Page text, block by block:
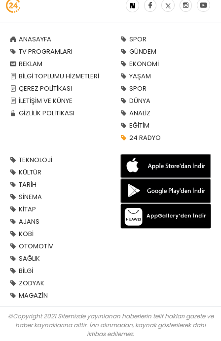
ANASAYFA
TV PROGRAMLARI
REKLAM
BİLGİ TOPLUMU HİZMETLERİ
ÇEREZ POLİTİKASI
İLETİŞİM VE KÜNYE
GİZLİLİK POLİTİKASI
SPOR
GÜNDEM
EKONOMİ
YAŞAM
SPOR
DÜNYA
ANALİZ
EĞİTİM
24 RADYO
TEKNOLOJİ
KÜLTÜR
TARİH
SİNEMA
KİTAP
AJANS
KOBİ
OTOMOTİV
SAĞLIK
BİLGİ
ZODYAK
MAGAZİN
©Copyright 2021 Sitemizde yayınlanan haberlerin telif hakları gazete ve
haber kaynaklarına aittir. İzin alınmadan, kaynak gösterilerek dahi
iktibas edilemez.